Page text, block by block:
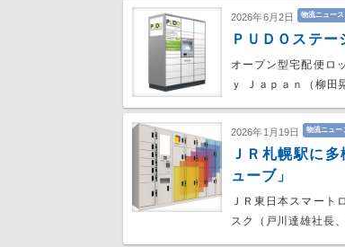
2026年6月2日 物流ニュース
ＰＵＤＯステ
オープン型宅配便ロ
ｙ Ｊａｐａｎ（柳
2026年1月19日 物流ニュー
ＪＲ札幌駅に
ューブ」
ＪＲ東日本スマート
スク（戸川達雄社長